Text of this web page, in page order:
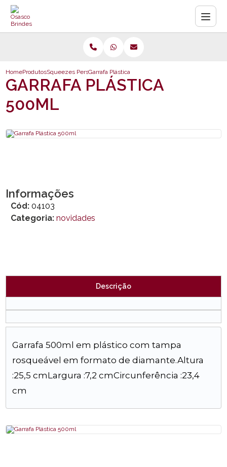
HomeProdutosSqueezes PersonalizadasGarrafa Plástica 500ml
GARRAFA PLÁSTICA
500ML
Informações
Cód: 04103
Categoria: novidades
Descrição
Garrafa 500ml em plástico com tampa
rosqueável em formato de diamante.Altura
:25,5 cmLargura :7,2 cmCircunferência :23,4
cm